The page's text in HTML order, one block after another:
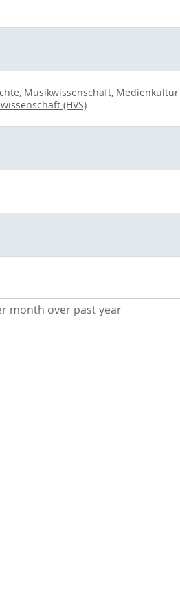
Musikwissenschaft,
(HVS)
month over past year